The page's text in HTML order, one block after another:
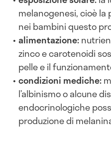
melanogenesi, cioè la
nei bambini questo
alimentazione:
zinco e carotenoidi
pelle e il
condizioni mediche:
l’albinismo o alcune
endocrinologiche
produzione di